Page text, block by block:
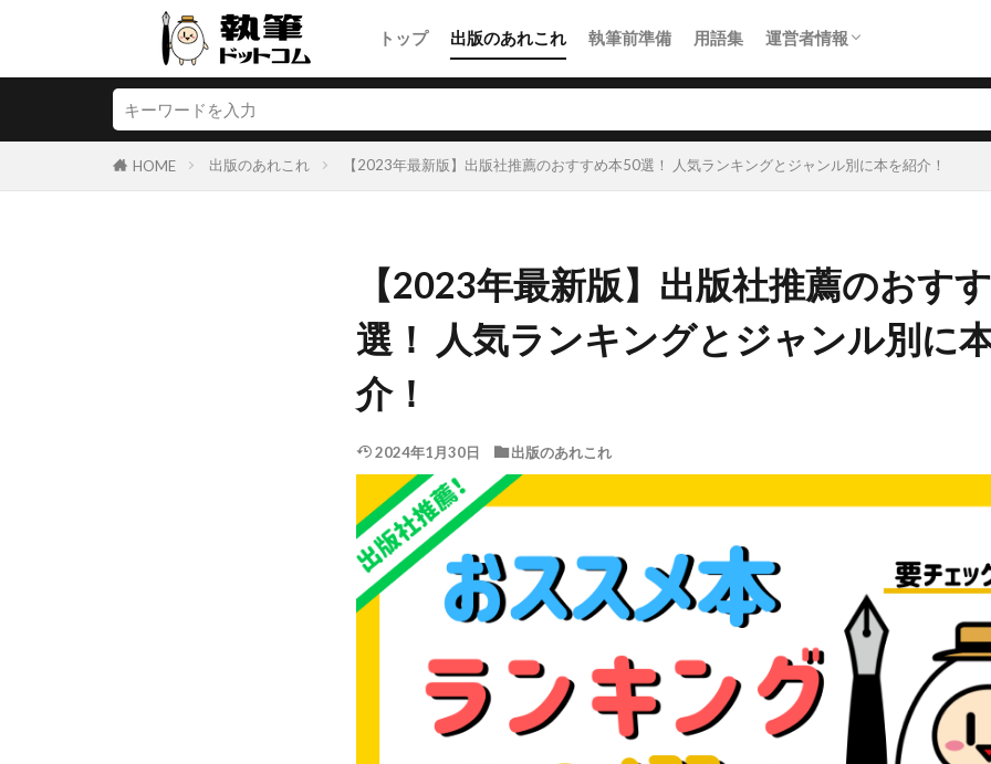
トップ 出版のあれこれ 執筆前準備 用語集 運営者情報
お問合せ
HOME 出版のあれこれ 【2023年最新版】出版社推薦のおすすめ本50選！ 人気ランキングとジャンル別に本を紹介！
【2023年最新版】出版社推薦のおす
選！ 人気ランキングとジャンル別に
介！
2024年1月30日 出版のあれこれ